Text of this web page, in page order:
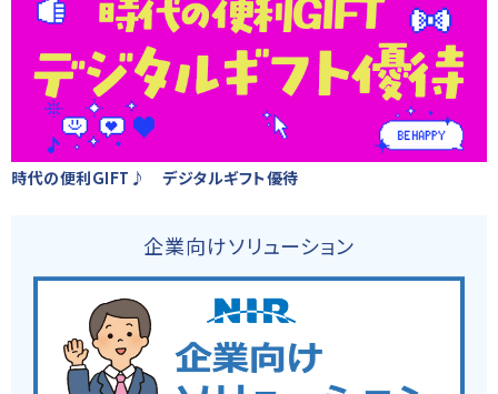
時代の便利GIFT♪ デジタルギフト優待
企業向けソリューション